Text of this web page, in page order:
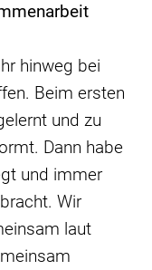
hinweg bei
Beim ersten
und zu
Dann habe
und immer
Wir
laut